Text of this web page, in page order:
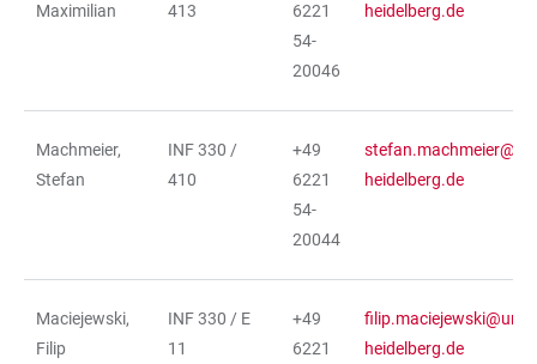
Maximilian
413
6221
54-
20046
heidelberg.de
Machmeier,
Stefan
INF 330 /
410
+49
6221
54-
20044
heidelberg.de
Maciejewski,
Filip
INF 330 / E
11
+49
6221
heidelberg.de